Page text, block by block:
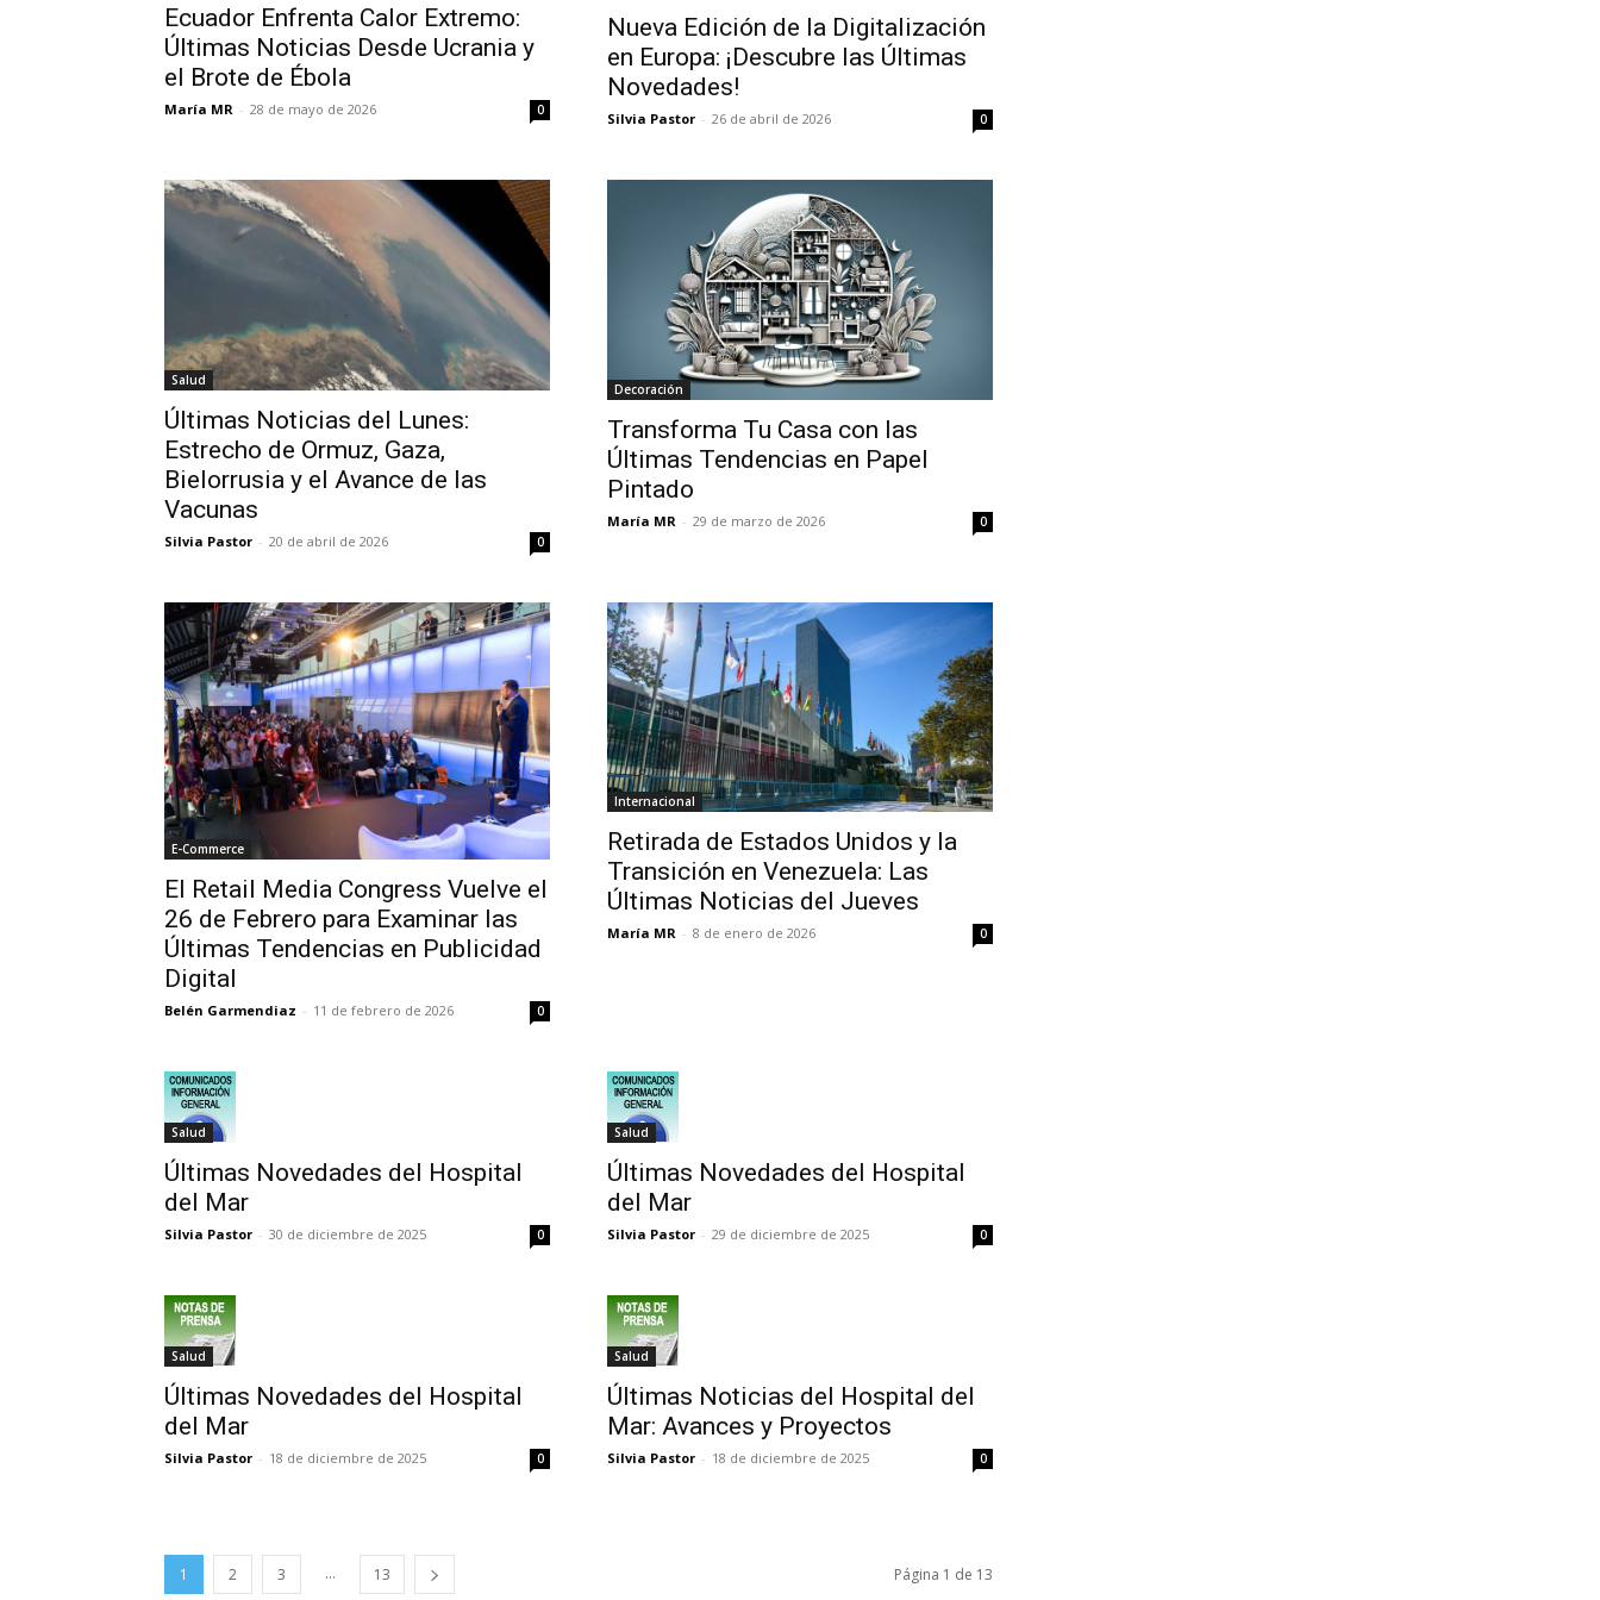
Ecuador Enfrenta Calor Extremo:
Últimas Noticias Desde Ucrania y
el Brote de Ébola
María MR - 28 de mayo de 2026 0
Nueva Edición de la Digitalización
en Europa: ¡Descubre las Últimas
Novedades!
Silvia Pastor - 26 de abril de 2026 0
Salud
Últimas Noticias del Lunes:
Estrecho de Ormuz, Gaza,
Bielorrusia y el Avance de las
Vacunas
Silvia Pastor - 20 de abril de 2026 0
Decoración
Transforma Tu Casa con las
Últimas Tendencias en Papel
Pintado
María MR - 29 de marzo de 2026 0
E-Commerce
El Retail Media Congress Vuelve el
26 de Febrero para Examinar las
Últimas Tendencias en Publicidad
Digital
Belén Garmendiaz - 11 de febrero de 2026 0
Internacional
Retirada de Estados Unidos y la
Transición en Venezuela: Las
Últimas Noticias del Jueves
María MR - 8 de enero de 2026 0
Salud
Últimas Novedades del Hospital
del Mar
Silvia Pastor - 30 de diciembre de 2025 0
Salud
Últimas Novedades del Hospital
del Mar
Silvia Pastor - 29 de diciembre de 2025 0
Salud
Últimas Novedades del Hospital
del Mar
Silvia Pastor - 18 de diciembre de 2025 0
Salud
Últimas Noticias del Hospital del
Mar: Avances y Proyectos
Silvia Pastor - 18 de diciembre de 2025 0
1 2 3 ... 13 Página 1 de 13